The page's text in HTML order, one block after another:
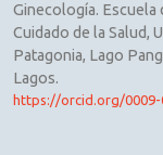
Ginecología. Escuela
Cuidado de la Salud,
Patagonia, Lago
Lagos.
https://orcid.org/0009-